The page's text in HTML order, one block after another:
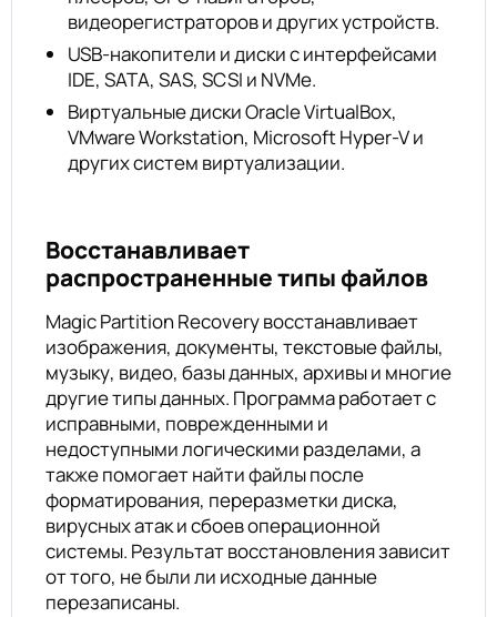
видеорегистраторов и других устройств.
USB-накопители и диски с интерфейсами
IDE, SATA, SAS, SCSI и NVMe.
Виртуальные диски Oracle VirtualBox,
VMware Workstation, Microsoft Hyper-V и
других систем виртуализации.
Восстанавливает
распространенные типы файлов
Magic Partition Recovery восстанавливает
изображения, документы, текстовые файлы,
музыку, видео, базы данных, архивы и многие
другие типы данных. Программа работает с
исправными, поврежденными и
недоступными логическими разделами, а
также помогает найти файлы после
форматирования, переразметки диска,
вирусных атак и сбоев операционной
системы. Результат восстановления зависит
от того, не были ли исходные данные
перезаписаны.